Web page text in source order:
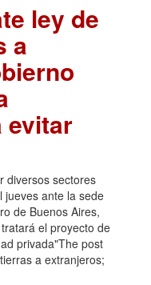
ley de
a
evitar
diversos sectores
jueves ante la sede
de Buenos Aires,
el proyecto de
privada"The post
a extranjeros;